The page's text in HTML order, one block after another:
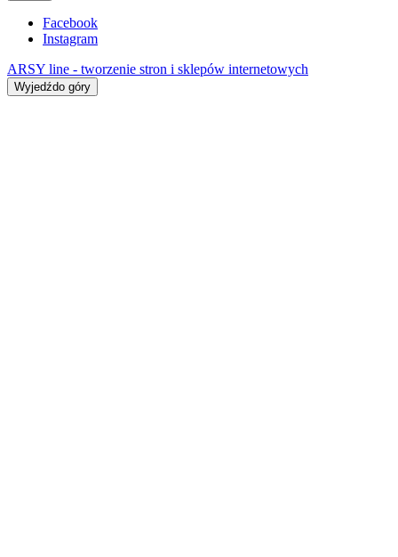
Facebook
Instagram
ARSY line - tworzenie stron i sklepów internetowych
Wyjedźdo góry